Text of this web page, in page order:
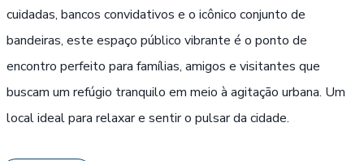
cuidadas, bancos convidativos e o icônico conjunto de
bandeiras, este espaço público vibrante é o ponto de
encontro perfeito para famílias, amigos e visitantes que
buscam um refúgio tranquilo em meio à agitação urbana. Um
local ideal para relaxar e sentir o pulsar da cidade.